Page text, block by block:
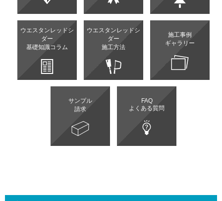
ウエスタンレッドシ
ダー
基礎知識コラム
ウエスタンレッドシ
ダー
施工方法
施工事例
ギャラリー
サンプル
請求
FAQ
よくある質問